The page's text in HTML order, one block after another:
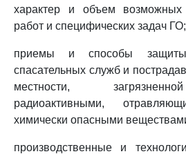
характер и объем возможных
работ и специфических задач ГО;
приемы и способы защиты
спасательных служб и
местности,
радиоактивными,
химически опасными
производственные и